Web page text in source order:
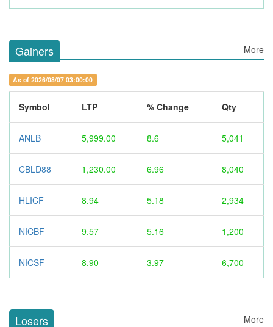
Gainers More
As of 2026/08/07 03:00:00
Symbol LTP % Change Qty
ANLB 5,999.00 8.6 5,041
CBLD88 1,230.00 6.96 8,040
HLICF 8.94 5.18 2,934
NICBF 9.57 5.16 1,200
NICSF 8.90 3.97 6,700
Losers More